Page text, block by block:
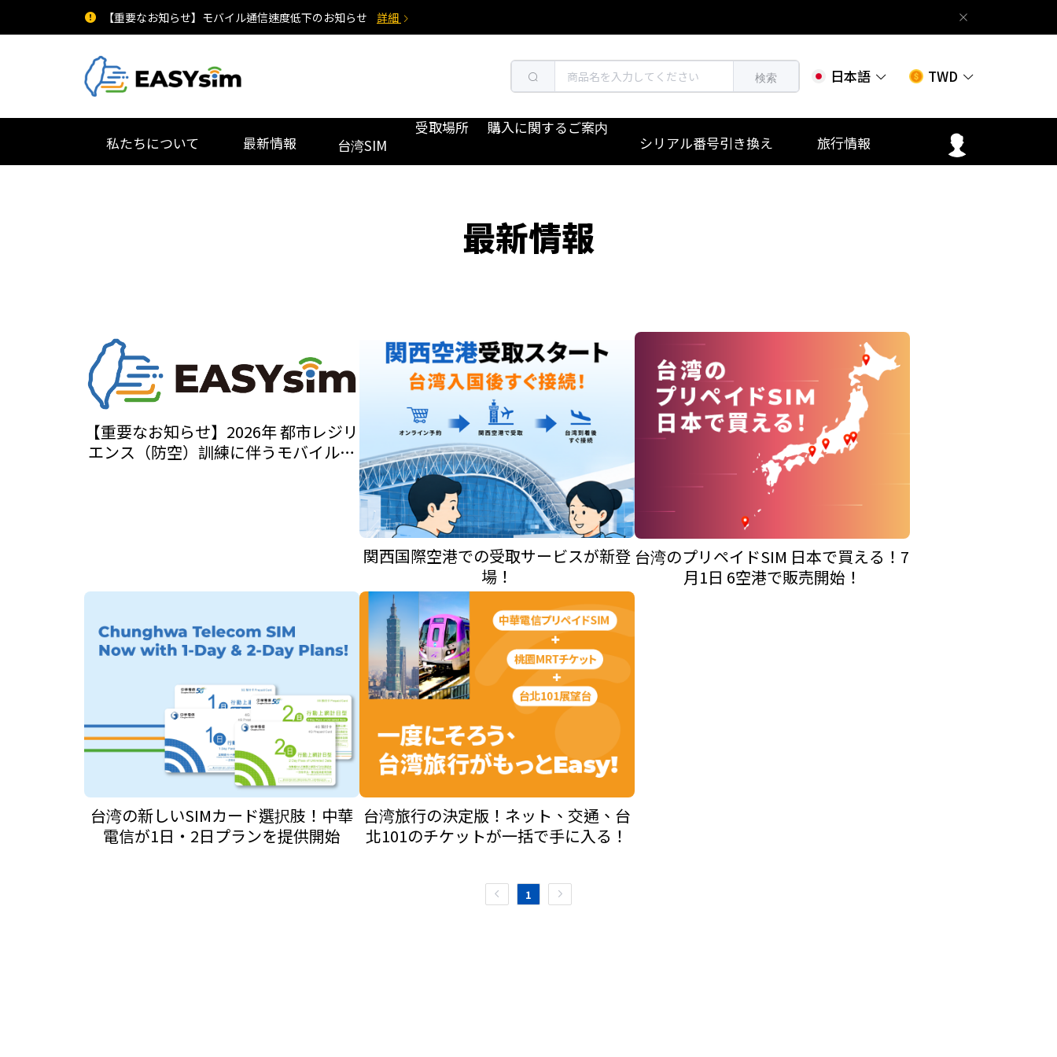
【重要なお知らせ】モバイル通信速度低下のお知らせ 詳細
検索 日本語 TWD
私たちについて 最新情報 台湾SIM
受取場所 購入に関するご案内
シリアル番号引き換え 旅行情報
最新情報
【重要なお知らせ】2026年 都市レジリ
エンス（防空）訓練に伴うモバイル通
関西国際空港での受取サービスが新登
場！
台湾のプリペイドSIM 日本で買える！7
月1日 6空港で販売開始！
台湾の新しいSIMカード選択肢！中華
電信が1日・2日プランを提供開始
台湾旅行の決定版！ネット、交通、台
北101のチケットが一括で手に入る！
1